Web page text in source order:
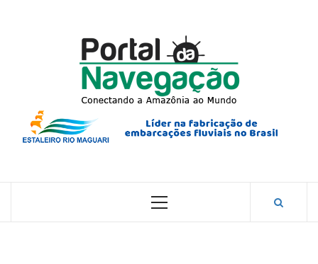
CONECTANDO A AMAZÔNIA COM O MUNDO.
Primary